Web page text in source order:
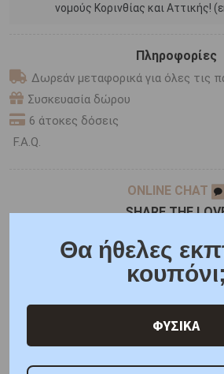
νομούς Κορινθίας και Αττικής!
Πληροφορίες
Δωρεάν μεταφορικά για όλες τις
Συσκευασία δώρου
6 άτοκες δόσεις
F.A.Q.
ONLINE CHAT
SHARE THE
Χαρακτηριστικά
Θα ήθελες
κουπόνι;
ΦΥΣΙΚΑ